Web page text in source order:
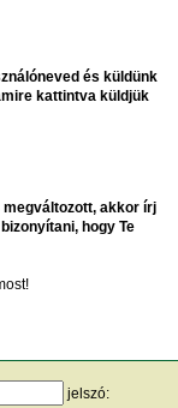
és küldünk
kattintva küldjük
megváltozott, akkor írj
hogy Te
jelszó: